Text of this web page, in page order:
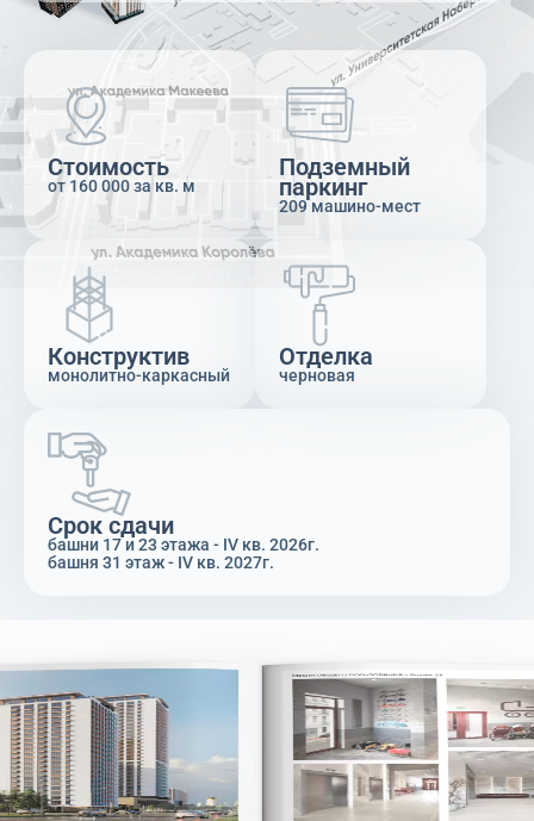
Стоимость
от 160 000 за кв. м
Подземный
паркинг
209 машино-мест
Конструктив
монолитно-каркасный
Отделка
черновая
Срок сдачи
башни 17 и 23 этажа - IV кв. 2026г.
башня 31 этаж - IV кв. 2027г.